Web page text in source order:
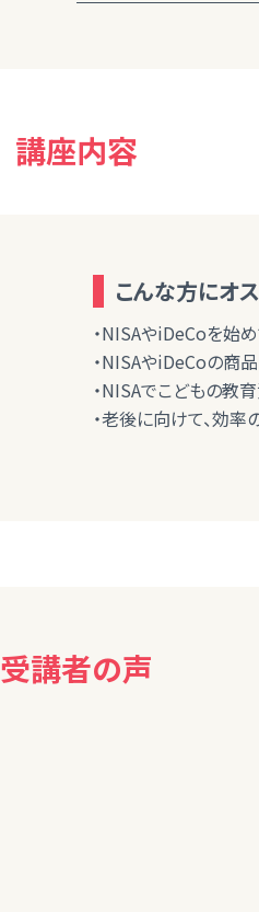
講座内容
こんな方にオ
・NISAやiDeCoを始
・NISAやiDeCoの商
・NISAでこどもの教
・老後に向けて、効
受講者の声